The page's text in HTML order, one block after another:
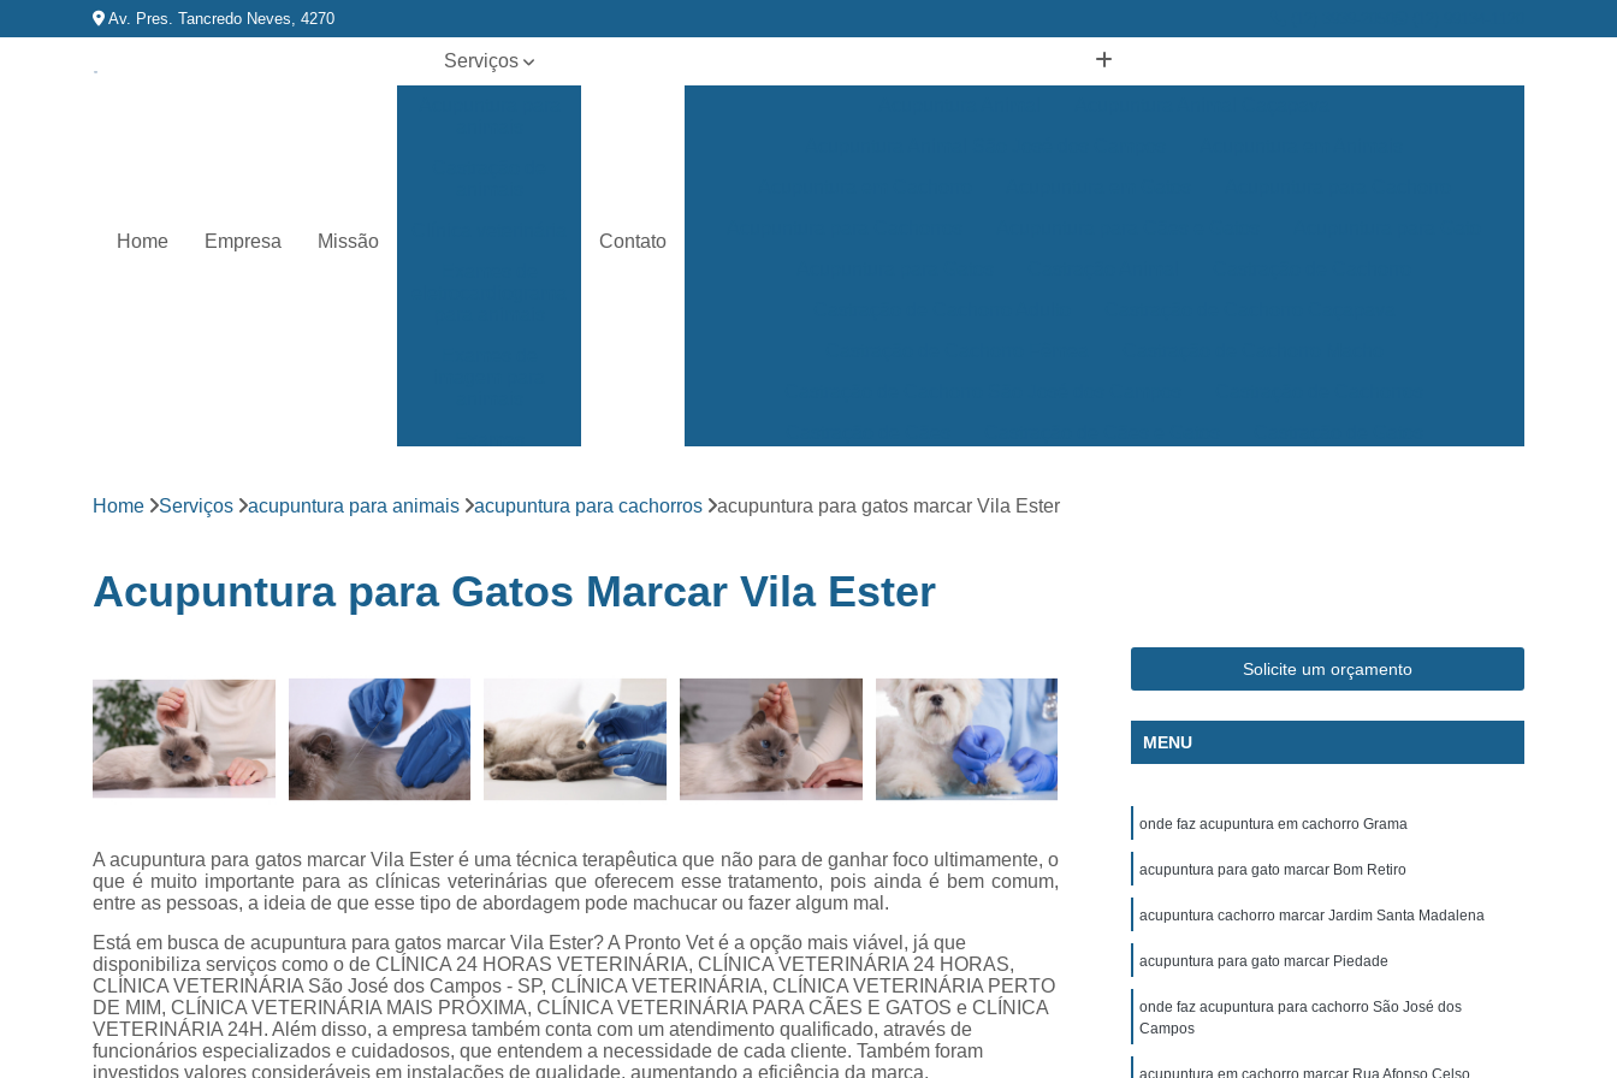
Av. Pres. Tancredo Neves, 4270
Home Empresa Missão
Serviços
Fisioterapia para
para animais
animais
Veterinários 24
horas
Contato
Clínica Veterinária Mais Próxima
Clínica Veterinária Popular Caçapava
Exame de Eletrocardiograma em Animais
Exame de Eletrocardiograma em Cachorro
Exame de Eletrocardiograma em Cães
Exame de Eletrocardiograma em Gatos
Exame de Eletrocardiograma para Animais
Exame de Eletrocardiograma para Cachorro
Exame de Eletrocardiograma para Cachorro Caçapava
Exame de Eletrocardiograma para Cachorro São José dos Campos
Exame de Eletrocardiograma para Cachorros e Gatos
Exame de Eletrocardiograma para Gatos
Exame de Raio X do Tórax para Cachorro
Exame de Raio X para Animais
Exame de Raio X para Cachorro
Exame de Raio X para Gatos
Exame de Ultrassom Abdominal Cão
Exame de Ultrassom Abdominal para Cachorro
Home Serviços acupuntura para animais acupuntura para cachorros acupuntura para gatos marcar Vila Ester
Acupuntura para Gatos Marcar Vila Ester
A acupuntura para gatos marcar Vila Ester é uma técnica terapêutica que não para de ganhar foco ultimamente, o
que é muito importante para as clínicas veterinárias que oferecem esse tratamento, pois ainda é bem comum,
entre as pessoas, a ideia de que esse tipo de abordagem pode machucar ou fazer algum mal.
Está em busca de acupuntura para gatos marcar Vila Ester? A Pronto Vet é a opção mais viável, já que
disponibiliza serviços como o de CLÍNICA 24 HORAS VETERINÁRIA, CLÍNICA VETERINÁRIA 24 HORAS,
CLÍNICA VETERINÁRIA São José dos Campos - SP, CLÍNICA VETERINÁRIA, CLÍNICA VETERINÁRIA PERTO
DE MIM, CLÍNICA VETERINÁRIA MAIS PRÓXIMA, CLÍNICA VETERINÁRIA PARA CÃES E GATOS e CLÍNICA
VETERINÁRIA 24H. Além disso, a empresa também conta com um atendimento qualificado, através de
funcionários especializados e cuidadosos, que entendem a necessidade de cada cliente. Também foram
investidos valores consideráveis em instalações de qualidade, aumentando a eficiência da marca.
Solicite um orçamento
MENU
onde faz acupuntura em cachorro Grama
acupuntura para gato marcar Bom Retiro
acupuntura cachorro marcar Jardim Santa Madalena
acupuntura para gato marcar Piedade
onde faz acupuntura para cachorro São José dos
Campos
acupuntura em cachorro marcar Rua Afonso Celso